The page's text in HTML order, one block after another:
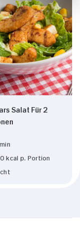
Salat Für 2
kcal p. Portion